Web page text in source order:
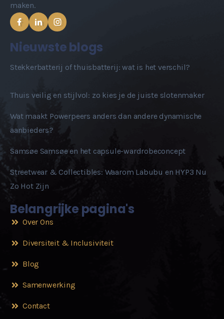
maken.
Nieuwste blogs
Stekkerbatterij of thuisbatterij: wat is het verschil?
Thuis veilig en stijlvol: zo kies je de juiste slotenmaker
Wat maakt Powerpeers anders dan andere dynamische
aanbieders?
Samsøe Samsøe en het capsule-wardrobeconcept
Streetwear & Collectibles: Waarom Labubu en HYP3 Nu
Zo Hot Zijn
Belangrijke pagina's
Over Ons
Diversiteit & Inclusiviteit
Blog
Samenwerking
Contact